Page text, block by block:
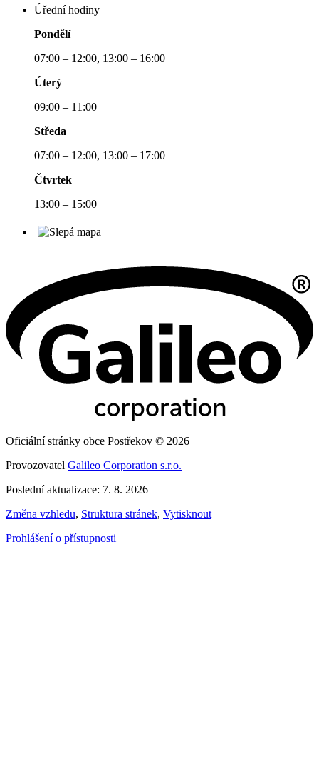
Úřední hodiny
Pondělí
07:00 – 12:00, 13:00 – 16:00
Úterý
09:00 – 11:00
Středa
07:00 – 12:00, 13:00 – 17:00
Čtvrtek
13:00 – 15:00
Oficiální stránky obce Postřekov © 2026
Provozovatel Galileo Corporation s.r.o.
Poslední aktualizace: 7. 8. 2026
Změna vzhledu, Struktura stránek, Vytisknout
Prohlášení o přístupnosti